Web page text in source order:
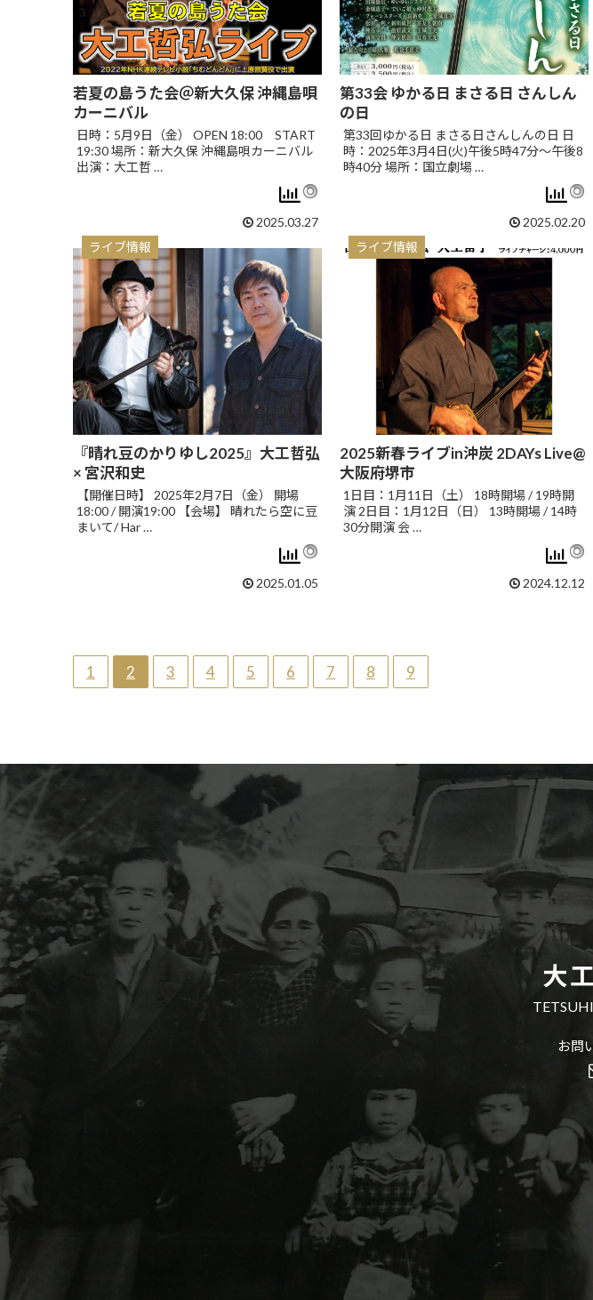
若夏の島うた会＠新大久保 沖縄島唄
カーニバル
日時：5月9日（金） OPEN 18:00 START
19:30 場所：新大久保 沖縄島唄カーニバル
出演：大工哲 …
2025.03.27
第33会 ゆかる日 まさる日 さんしん
の日
第33回ゆかる日 まさる日さんしんの日 日
時：2025年3月4日(火)午後5時47分～午後8
時40分 場所：国立劇場 …
2025.02.20
ライブ情報
『晴れ豆のかりゆし2025』大工哲弘
× 宮沢和史
【開催日時】 2025年2月7日（金） 開場
18:00 / 開演19:00 【会場】 晴れたら空に豆
まいて/ Har …
2025.01.05
ライブ情報
2025新春ライブin沖炭 2DAYs Live@
大阪府堺市
1日目：1月11日（土） 18時開場 / 19時開
演 2日目：1月12日（日） 13時開場 / 14時
30分開演 会 …
2024.12.12
1 2 3 4 5 6 7 8 9
大
お問